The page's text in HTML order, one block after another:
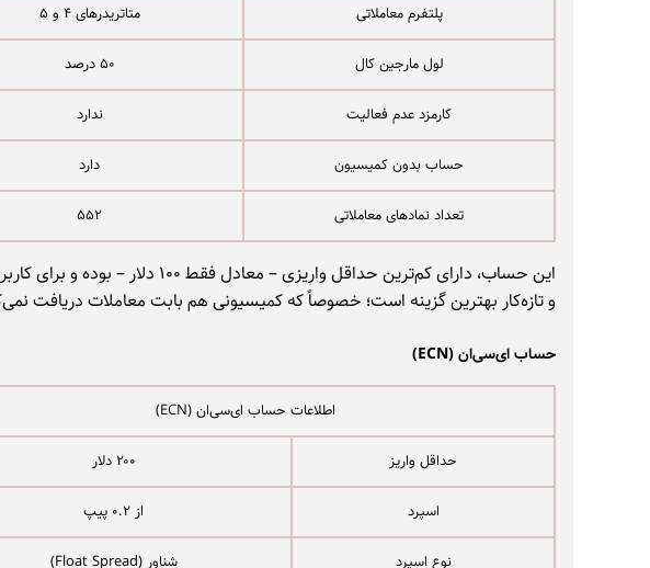
پلتفرم معاملاتی متاتریدرهای ۴ و ۵
لول مارجین کال ۵۰ درصد
کارمزد عدم فعالیت ندارد
حساب بدون کمیسیون دارد
تعداد نمادهای معاملاتی ۵۵۲
این حساب، دارای کم‌ترین حداقل واریزی – معادل فقط ۱۰۰ دلار
و تازه‌کار بهترین گزینه است؛ خصوصاً که کمیسیونی هم بابت معاملات دریافت
حساب ای‌سی‌ان (ECN
)
اطلاعات حساب ای‌سی‌ان (ECN)
حداقل واریز ۲۰۰ دلار
اسپرد از ۰.۲ پیپ
نوع اسپرد شناور (Float Spread)